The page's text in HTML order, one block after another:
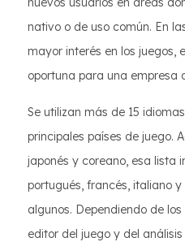
nativo o de uso común. En
mayor interés en los juegos,
oportuna para una empresa
Se utilizan más de 15
principales países de juego.
japonés y coreano, esa lista
portugués, francés, italiano
algunos. Dependiendo de
editor del juego y del